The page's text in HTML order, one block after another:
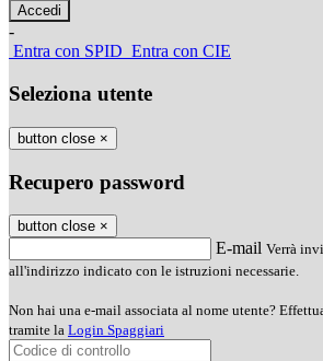
-
Entra con SPID Entra con CIE
Seleziona utente
button close ×
Recupero password
button close ×
E-mail Verrà
all'indirizzo indicato con le istruzioni necessarie.
Non hai una e-mail associata al nome utente?
tramite la Login Spaggiari